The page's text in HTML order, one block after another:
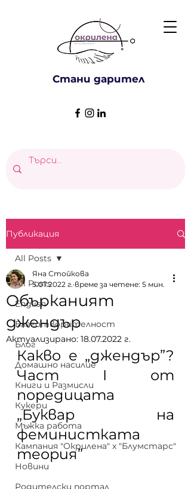
Стани дарител
Публикация
All Posts
English
Благотворителност
Блог
Домашно насилие
Книги и Размисли
Кукери
Мъжка работа
Кампания "Окрилена" x "Блумстарс"
Новини
Родителски портал
All Posts
Обърканият
джендър
Яна Стойкова
5.07.2022 г. време за четене: 5 мин.
Актуализирано: 18.07.2022 г.
Какво е „джендър”?
Част I от
поредицата
„Буквар на
феминистката
теория”